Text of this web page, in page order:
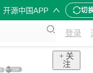
开源中国APP 切
登录
+ 关
注